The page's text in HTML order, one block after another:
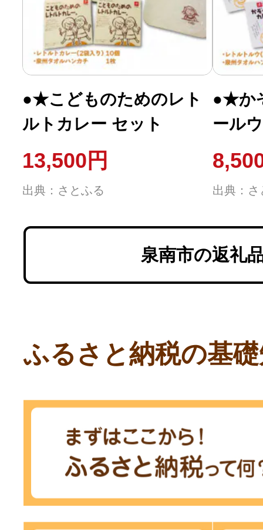
●★こどものためのレト
ルトカレー セット
13,500円
出典：さとふる
●★か
ール
出典：さ
泉南市の返礼
ふるさと納税の基